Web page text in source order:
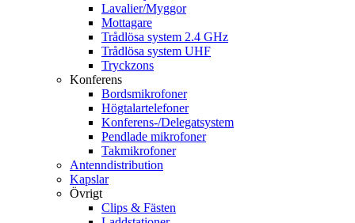
Lavalier/Myggor
Mottagare
Trådlösa system 2.4 GHz
Trådlösa system UHF
Tryckzons
Konferens
Bordsmikrofoner
Högtalartelefoner
Konferens-/Delegatsystem
Pendlade mikrofoner
Takmikrofoner
Antenndistribution
Kapslar
Övrigt
Clips & Fästen